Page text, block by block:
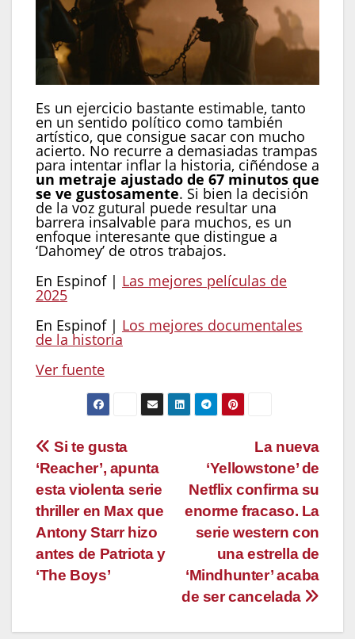
Es un ejercicio bastante estimable, tanto
en un sentido político como también
artístico, que consigue sacar con mucho
acierto. No recurre a demasiadas trampas
para intentar inflar la historia, ciñéndose a
un metraje ajustado de 67 minutos que
se ve gustosamente. Si bien la decisión
de la voz gutural puede resultar una
barrera insalvable para muchos, es un
enfoque interesante que distingue a
‘Dahomey’ de otros trabajos.
En Espinof | Las mejores películas de
2025
En Espinof | Los mejores documentales
de la historia
Ver fuente
Navegación
de
entradas
La nueva
‘Yellowstone’ de
Netflix confirma su
enorme fracaso. La
serie western con
una estrella de
‘Mindhunter’ acaba
de ser cancelada
Si te gusta
‘Reacher’, apunta
esta violenta serie
thriller en Max que
Antony Starr hizo
antes de Patriota y
‘The Boys’